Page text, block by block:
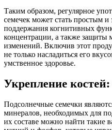
Таким образом, регулярное
семечек может стать простым
поддержания когнитивных
концентрации, а также защиты
изменений. Включив этот
не только насладиться его
умственное здоровье.
Укрепление
Подсолнечные семечки
минералов, необходимых для
их составе можно найти такие